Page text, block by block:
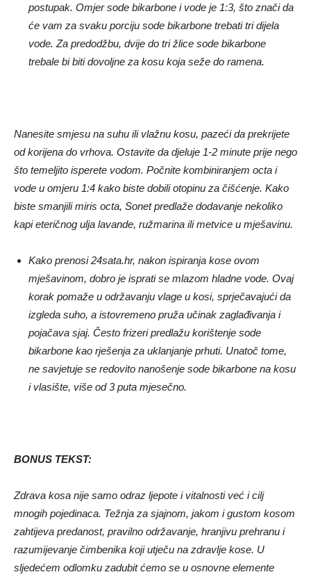
postupak. Omjer sode bikarbone i vode je 1:3, što znači da
će vam za svaku porciju sode bikarbone trebati tri dijela
vode. Za predodžbu, dvije do tri žlice sode bikarbone
trebale bi biti dovoljne za kosu koja seže do ramena.
Nanesite smjesu na suhu ili vlažnu kosu, pazeći da prekrijete
od korijena do vrhova. Ostavite da djeluje 1-2 minute prije nego
što temeljito isperete vodom. Počnite kombiniranjem octa i
vode u omjeru 1:4 kako biste dobili otopinu za čišćenje. Kako
biste smanjili miris octa, Sonet predlaže dodavanje nekoliko
kapi eteričnog ulja lavande, ružmarina ili metvice u mješavinu.
Kako prenosi 24sata.hr, nakon ispiranja kose ovom
mješavinom, dobro je isprati se mlazom hladne vode. Ovaj
korak pomaže u održavanju vlage u kosi, sprječavajući da
izgleda suho, a istovremeno pruža učinak zaglađivanja i
pojačava sjaj. Često frizeri predlažu korištenje sode
bikarbone kao rješenja za uklanjanje prhuti. Unatoč tome,
ne savjetuje se redovito nanošenje sode bikarbone na kosu
i vlasište, više od 3 puta mjesečno.
BONUS TEKST:
Zdrava kosa nije samo odraz ljepote i vitalnosti već i cilj
mnogih pojedinaca. Težnja za sjajnom, jakom i gustom kosom
zahtijeva predanost, pravilno održavanje, hranjivu prehranu i
razumijevanje čimbenika koji utječu na zdravlje kose. U
sljedećem odlomku zadubit ćemo se u osnovne elemente